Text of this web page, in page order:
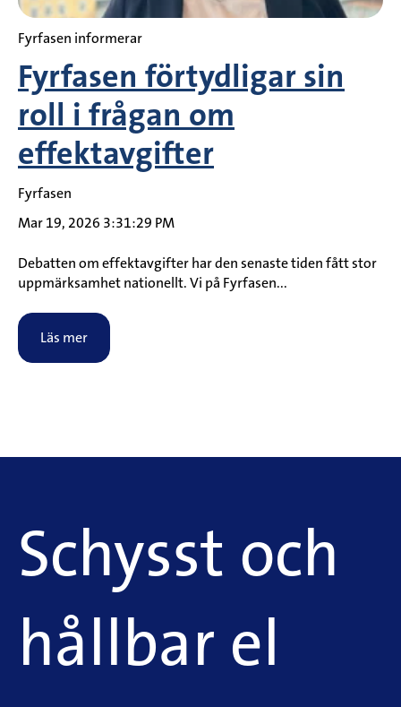
Fyrfasen informerar
Fyrfasen förtydligar sin
roll i frågan om
effektavgifter
Fyrfasen
Mar 19, 2026 3:31:29 PM
Debatten om effektavgifter har den senaste tiden fått stor
uppmärksamhet nationellt. Vi på Fyrfasen...
Läs mer
Schysst och
hållbar el